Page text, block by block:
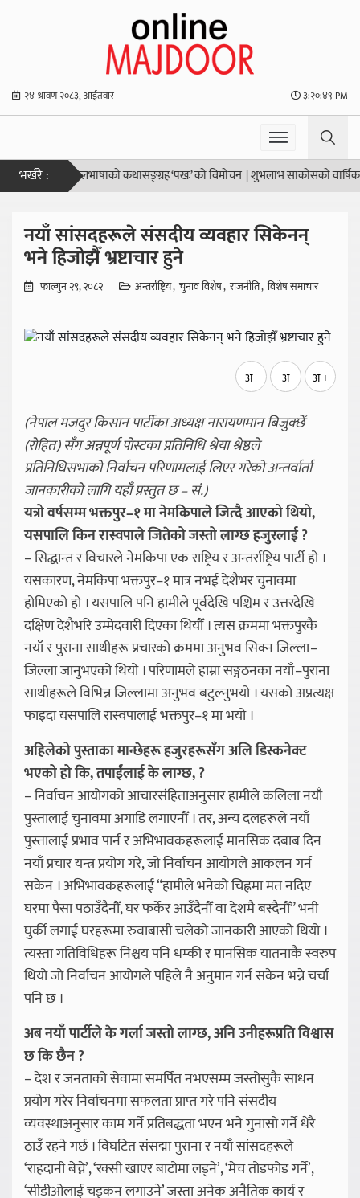
२४ श्रावण २०८३, आईतवार ३:२०:५० PM
भर्खरै :
हो” |नेपालभाषाको कथासङ्ग्रह ‘पखः’ को विमोचन |शुभलाभ साकोसको वार्षिक
नयाँ सांसदहरूले संसदीय व्यवहार सिकेनन्
भने हिजोझैँ भ्रष्टाचार हुने
फाल्गुन २९, २०८२ अन्तर्राष्ट्रिय चुनाव विशेष राजनीति विशेष समाचार
अ - अ अ +
(नेपाल मजदुर किसान पार्टीका अध्यक्ष नारायणमान बिजुक्छेँ
(रोहित) सँग अन्नपूर्ण पोस्टका प्रतिनिधि श्रेया श्रेष्ठले
प्रतिनिधिसभाको निर्वाचन परिणामलाई लिएर गरेको अन्तर्वार्ता
जानकारीको लागि यहाँ प्रस्तुत छ – सं.)
यत्रो वर्षसम्म भक्तपुर–१ मा नेमकिपाले जित्दै आएको थियो,
यसपालि किन रास्वपाले जितेको जस्तो लाग्छ हजुरलाई ?
– सिद्धान्त र विचारले नेमकिपा एक राष्ट्रिय र अन्तर्राष्ट्रिय पार्टी हो ।
यसकारण, नेमकिपा भक्तपुर–१ मात्र नभई देशैभर चुनावमा
होमिएको हो । यसपालि पनि हामीले पूर्वदेखि पश्चिम र उत्तरदेखि
दक्षिण देशैभरि उम्मेदवारी दिएका थियौँ । त्यस क्रममा भक्तपुरकै
नयाँ र पुराना साथीहरू प्रचारको क्रममा अनुभव सिक्न जिल्ला–
जिल्ला जानुभएको थियो । परिणामले हाम्रा सङ्गठनका नयाँ–पुराना
साथीहरूले विभिन्न जिल्लामा अनुभव बटुल्नुभयो । यसको अप्रत्यक्ष
फाइदा यसपालि रास्वपालाई भक्तपुर–१ मा भयो ।
अहिलेको पुस्ताका मान्छेहरू हजुरहरूसँग अलि डिस्कनेक्ट
भएको हो कि, तपाईंंलाई के लाग्छ, ?
– निर्वाचन आयोगको आचारसंहिताअनुसार हामीले कलिला नयाँ
पुस्तालाई चुनावमा अगाडि लगाएनौँ । तर, अन्य दलहरूले नयाँ
पुस्तालाई प्रभाव पार्न र अभिभावकहरूलाई मानसिक दबाब दिन
नयाँ प्रचार यन्त्र प्रयोग गरे, जो निर्वाचन आयोगले आकलन गर्न
सकेन । अभिभावकहरूलाई “हामीले भनेको चिह्नमा मत नदिए
घरमा पैसा पठाउँदैनौँ, घर फर्केर आउँदैनौँ वा देशमै बस्दैनौँ” भनी
घुर्की लगाई घरहरूमा रुवाबासी चलेको जानकारी आएको थियो ।
त्यस्ता गतिविधिहरू निश्चय पनि धम्की र मानसिक यातनाकै स्वरुप
थियो जो निर्वाचन आयोगले पहिले नै अनुमान गर्न सकेन भन्ने चर्चा
पनि छ ।
अब नयाँ पार्टीले के गर्ला जस्तो लाग्छ, अनि उनीहरूप्रति विश्वास
छ कि छैन ?
– देश र जनताको सेवामा समर्पित नभएसम्म जस्तोसुकै साधन
प्रयोग गरेर निर्वाचनमा सफलता प्राप्त गरे पनि संसदीय
व्यवस्थाअनुसार काम गर्ने प्रतिबद्धता भएन भने गुनासो गर्ने धेरै
ठाउँ रहने गर्छ । विघटित संसद्मा पुराना र नयाँ सांसदहरूले
‘राहदानी बेच्ने’, ‘रक्सी खाएर बाटोमा लड्ने’, ‘मेच तोडफोड गर्ने’,
‘सीडीओलाई चड्कन लगाउने’ जस्ता अनेक अनैतिक कार्य र